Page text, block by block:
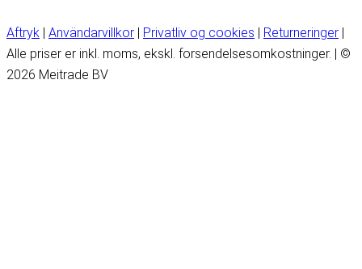
Aftryk | Användarvillkor | Privatliv og cookies | Returneringer |
Alle priser er inkl. moms, ekskl. forsendelsesomkostninger. | ©
2026 Meitrade BV